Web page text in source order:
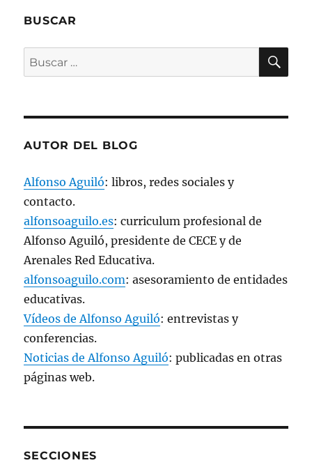
u
a
BUSCAR
Buscar
por:
AUTOR DEL BLOG
Alfonso Aguiló: libros, redes sociales y
contacto.
alfonsoaguilo.es: curriculum profesional de
Alfonso Aguiló, presidente de CECE y de
Arenales Red Educativa.
alfonsoaguilo.com: asesoramiento de entidades
educativas.
Vídeos de Alfonso Aguiló: entrevistas y
conferencias.
Noticias de Alfonso Aguiló: publicadas en otras
páginas web.
SECCIONES